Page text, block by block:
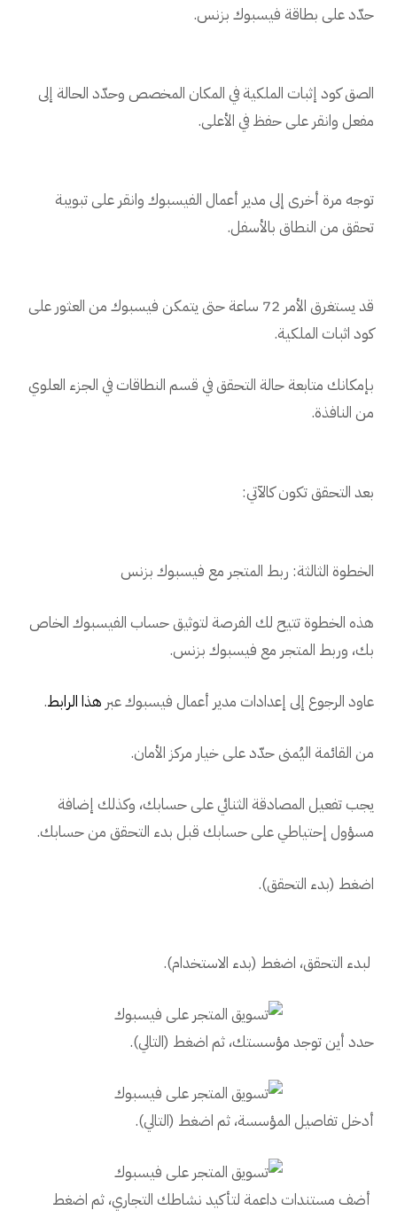
حدّد على بطاقة فيسبوك بزنس.
الصق كود إثبات الملكية في المكان المخصص وحدّد الحالة إلى
مفعل وانقر على حفظ في الأعلى.
توجه مرة أخرى إلى مدير أعمال الفيسبوك وانقر على تبويبة
تحقق من النطاق بالأسفل.
قد يستغرق الأمر 72 ساعة حتى يتمكن فيسبوك من العثور على
كود اثبات الملكية.
بإمكانك متابعة حالة التحقق في قسم النطاقات في الجزء العلوي
من النافذة.
بعد التحقق تكون كالآتي:
الخطوة الثالثة: ربط المتجر مع فيسبوك بزنس
هذه الخطوة تتيح لك الفرصة لتوثيق حساب الفيسبوك الخاص
بك، وربط المتجر مع فيسبوك بزنس.
عاود الرجوع إلى إعدادات مدير أعمال فيسبوك عبر هذا الرابط.
من القائمة اليُمنى حدّد على خيار مركز الأمان.
يجب تفعيل المصادقة الثنائي على حسابك، وكذلك إضافة
مسؤول إحتياطي على حسابك قبل بدء التحقق من حسابك.
اضغط (بدء التحقق).
لبدء التحقق، اضغط (بدء الاستخدام).
حدد أين توجد مؤسستك، ثم اضغط (التالي).
أدخل تفاصيل المؤسسة، ثم اضغط (التالي).
أضف مستندات داعمة لتأكيد نشاطك التجاري، ثم اضغط